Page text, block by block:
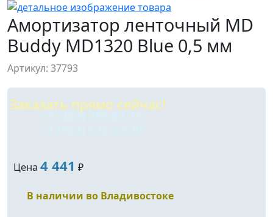
Амортизатор ленточный MD
Buddy MD1320 Blue 0,5 мм
Артикул: 37793
Заказать прямо сейчас!
+7 (423) 201-81-11
Цена 4 441 ₽
В наличии во Владивостоке